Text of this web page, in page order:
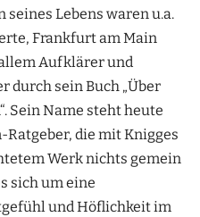
Lebens waren u.a.
Frankfurt am Main
Aufklärer und
durch sein Buch „Über
Sein Name steht heute
die mit Knigges
Werk nichts gemein
sich um eine
und Höflichkeit im